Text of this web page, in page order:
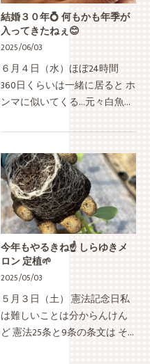
結婚３０年💍 何もかも年季が
入ってきたねぇ😊
2025/06/03
６月４日（水）ほぼ24時間
360日くらいは一緒に居ると ホ
ンマに似いてくる…元々白魚の
ねたらこんな感じやろうけど
どっちが私？と言われそうな
ふたりの左手 これまたそっ
く…
今年もやるきね☝️ しらゆきメ
ロン 定植🌱
2025/05/03
５月３日（土） 憲法記念日私
は難しいことは分からんけん
ど 憲法25条と9条の条文は そ